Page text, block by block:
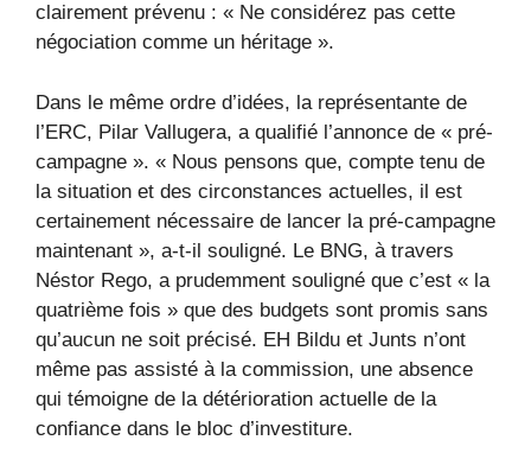
clairement prévenu : « Ne considérez pas cette
négociation comme un héritage ».
Dans le même ordre d’idées, la représentante de
l’ERC, Pilar Vallugera, a qualifié l’annonce de « pré-
campagne ». « Nous pensons que, compte tenu de
la situation et des circonstances actuelles, il est
certainement nécessaire de lancer la pré-campagne
maintenant », a-t-il souligné. Le BNG, à travers
Néstor Rego, a prudemment souligné que c’est « la
quatrième fois » que des budgets sont promis sans
qu’aucun ne soit précisé. EH Bildu et Junts n’ont
même pas assisté à la commission, une absence
qui témoigne de la détérioration actuelle de la
confiance dans le bloc d’investiture.